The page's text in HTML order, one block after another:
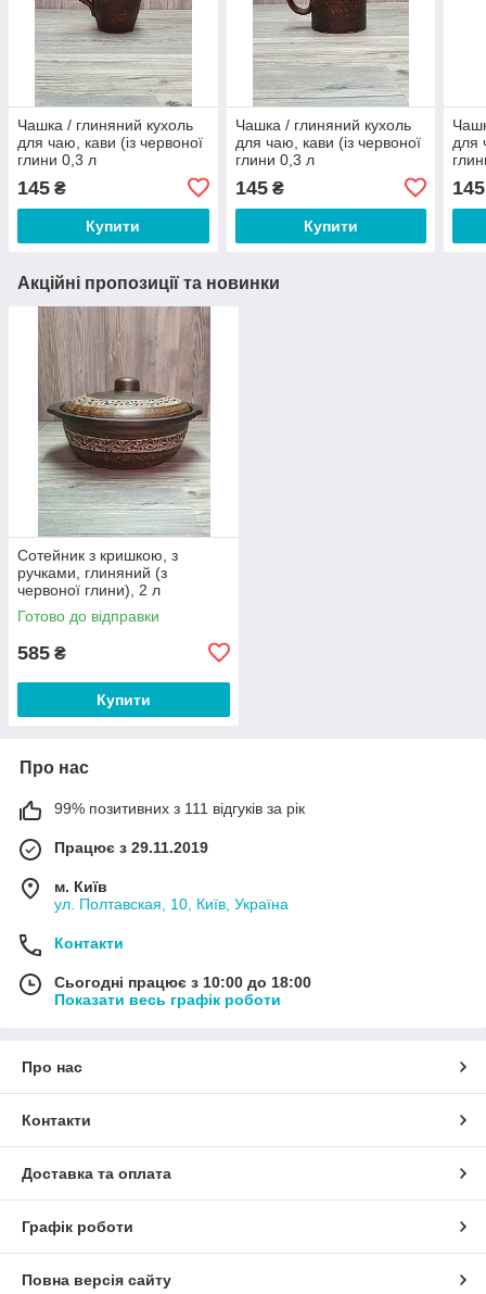
Чашка / глиняний кухоль
для чаю, кави (із червоної
глини 0,3 л
145 ₴
Купити
Чашка / глиняний кухоль
для чаю, кави (із червоної
глини 0,3 л
145₴
Купити
для
145
Акційні пропозиції та новинки
Сотейник з кришкою, з
ручками, глиняний (з
червоної глини), 2 л
Готово до відправки
585 ₴
Купити
Про нас
99% позитивних з 111 відгуків за рік
Працює з 29.11.2019
м. Київ
ул. Полтавская, 10, Київ, Україна
Контакти
Сьогодні працює з 10:00 до 18:00
Показати весь графік роботи
Про нас
Контакти
Доставка та оплата
Графік роботи
Повна версія сайту